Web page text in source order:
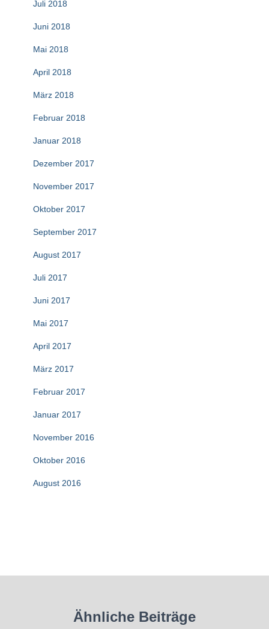
Juli 2018
Juni 2018
Mai 2018
April 2018
März 2018
Februar 2018
Januar 2018
Dezember 2017
November 2017
Oktober 2017
September 2017
August 2017
Juli 2017
Juni 2017
Mai 2017
April 2017
März 2017
Februar 2017
Januar 2017
November 2016
Oktober 2016
August 2016
Ähnliche Beiträge